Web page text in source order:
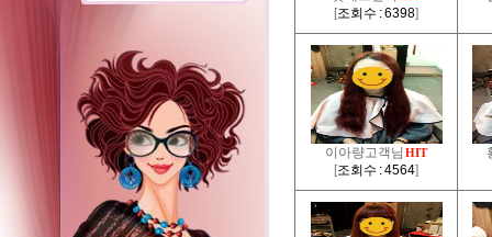
[조회수 : 6398]
이아량고객님 HIT
[조회수 : 4564]